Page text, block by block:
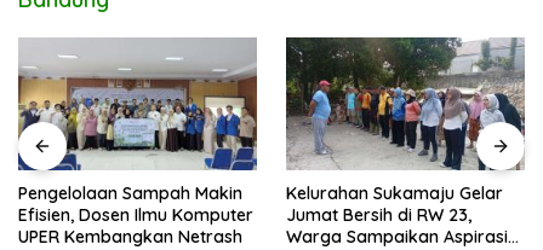
Pengelolaan Sampah Makin
Efisien, Dosen Ilmu Komputer
UPER Kembangkan Netrash
Kelurahan Sukamaju Gelar
Jumat Bersih di RW 23,
Warga Sampaikan Aspirasi